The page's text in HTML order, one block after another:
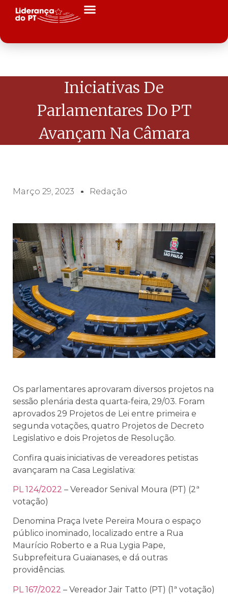
Iniciativas De
Parlamentares Do PT
Avançam Na Câmara
Março 29, 2023 Redação
Os parlamentares aprovaram diversos projetos na
sessão plenária desta quarta-feira, 29/03. Foram
aprovados 29 Projetos de Lei entre primeira e
segunda votações, quatro Projetos de Decreto
Legislativo e dois Projetos de Resolução.
Confira quais iniciativas de vereadores petistas
avançaram na Casa Legislativa:
PL 124/2022 – Vereador Senival Moura (PT) (2ª
votação)
Denomina Praça Ivete Pereira Moura o espaço
público inominado, localizado entre a Rua
Maurício Roberto e a Rua Lygia Pape,
Subprefeitura Guaianases, e dá outras
providências.
PL 167/2022 – Vereador Jair Tatto (PT) (1ª votação)